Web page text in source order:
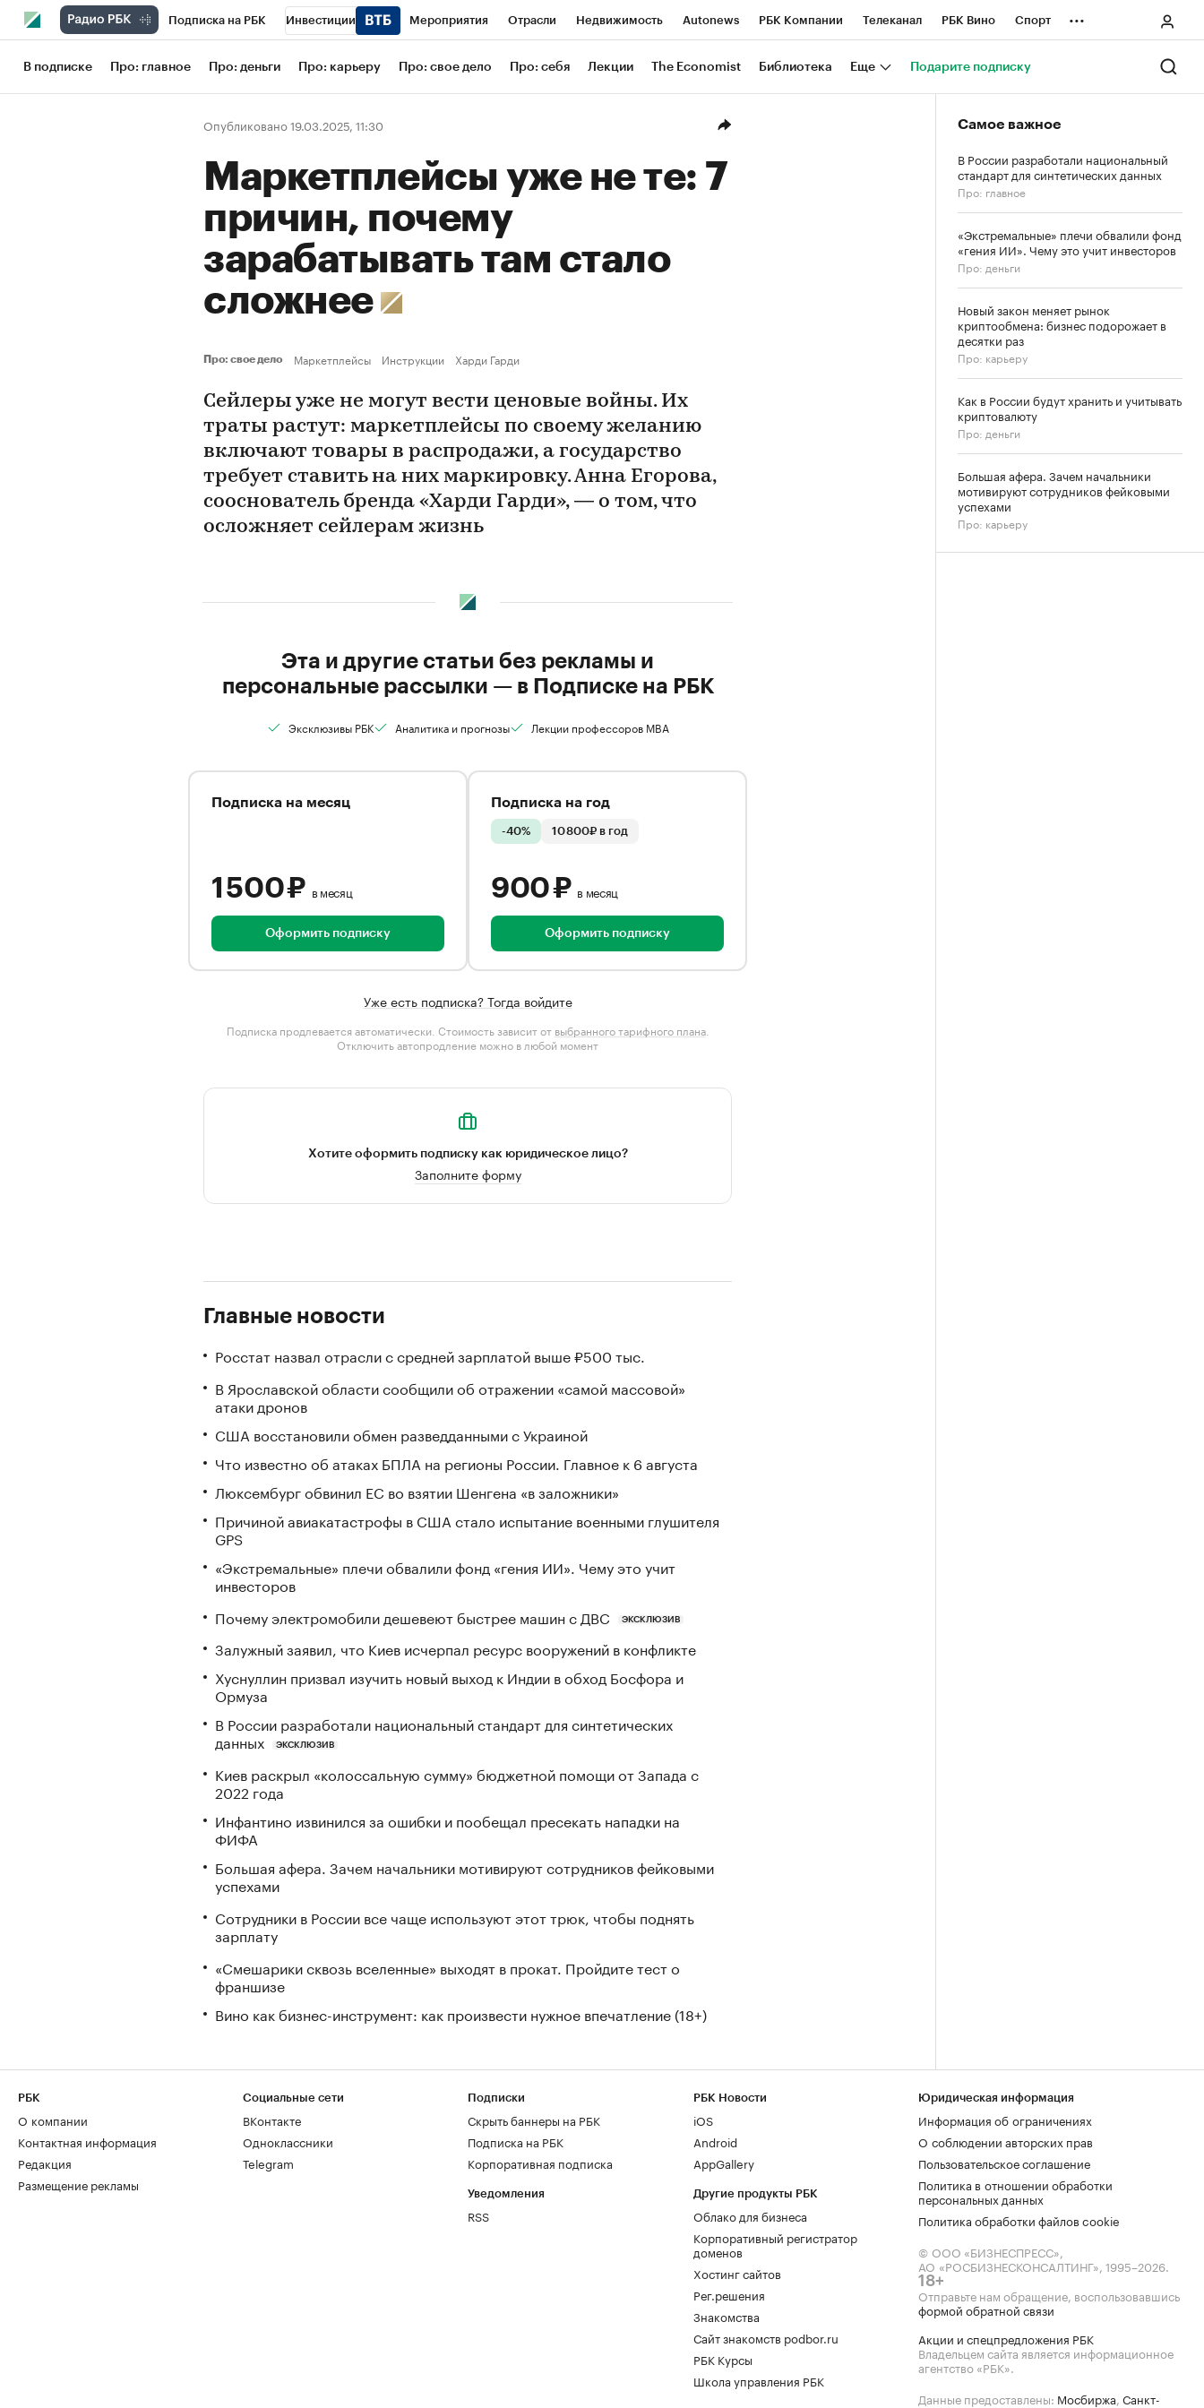
Подписка на РБК Инвестиции Мероприятия Отрасли Недвижимость Autonews РБК Компании Телеканал РБК Вино Спорт
Школа управления РБК РБК Образование РБК Life Тренды Визионеры Национальные проекты Город
Рынок наличной валюты
...
В подписке Про: главное Про: деньги Про: карьеру Про: свое дело Про: себя Лекции The Economist Библиотека Еще Подарите подписку
Опубликовано 19.03.2025, 11:30
Маркетплейсы уже не те: 7
причин, почему
зарабатывать там стало
сложнее
Про: свое дело Маркетплейсы Инструкции Харди Гарди
Сейлеры уже не могут вести ценовые войны. Их
траты растут: маркетплейсы по своему желанию
включают товары в распродажи, а государство
требует ставить на них маркировку. Анна Егорова,
сооснователь бренда «Харди Гарди», — о том, что
осложняет сейлерам жизнь
Эта и другие статьи без рекламы и
персональные рассылки — в Подписке на РБК
Эксклюзивы РБК Аналитика и прогнозы Лекции профессоров MBA
Подписка на месяц
1 500 ₽ в месяц
Оформить подписку
Подписка на год
-40% 10 800₽ в год
900 ₽ в месяц
Оформить подписку
Уже есть подписка? Тогда войдите
Подписка продлевается автоматически. Стоимость зависит от выбранного тарифного плана.
Отключить автопродление можно в любой момент
Хотите оформить подписку как юридическое лицо?
Заполните форму
Главные новости
Росстат назвал отрасли с средней зарплатой выше ₽500 тыс.
В Ярославской области сообщили об отражении «самой массовой»
атаки дронов
США восстановили обмен разведданными с Украиной
Что известно об атаках БПЛА на регионы России. Главное к 6 августа
Люксембург обвинил ЕС во взятии Шенгена «в заложники»
Причиной авиакатастрофы в США стало испытание военными глушителя
GPS
«Экстремальные» плечи обвалили фонд «гения ИИ». Чему это учит
инвесторов
Почему электромобили дешевеют быстрее машин с ДВС
ЭКСКЛЮЗИВ
Залужный заявил, что Киев исчерпал ресурс вооружений в конфликте
Хуснуллин призвал изучить новый выход к Индии в обход Босфора и
Ормуза
В России разработали национальный стандарт для синтетических
данных
ЭКСКЛЮЗИВ
Киев раскрыл «колоссальную сумму» бюджетной помощи от Запада с
2022 года
Инфантино извинился за ошибки и пообещал пресекать нападки на
ФИФА
Большая афера. Зачем начальники мотивируют сотрудников фейковыми
успехами
Сотрудники в России все чаще используют этот трюк, чтобы поднять
зарплату
«Смешарики сквозь вселенные» выходят в прокат. Пройдите тест о
франшизе
Вино как бизнес-инструмент: как произвести нужное впечатление (18+)
Самое важное
В России разработали национальный
стандарт для синтетических данных
Про: главное
«Экстремальные» плечи обвалили фонд
«гения ИИ». Чему это учит инвесторов
Про: деньги
Новый закон меняет рынок
криптообмена: бизнес подорожает в
десятки раз
Про: карьеру
Как в России будут хранить и учитывать
криптовалюту
Про: деньги
Большая афера. Зачем начальники
мотивируют сотрудников фейковыми
успехами
Про: карьеру
РБК
О компании
Контактная информация
Редакция
Размещение рекламы
Социальные сети
ВКонтакте
Одноклассники
Telegram
Подписки
Скрыть баннеры на РБК
Подписка на РБК
Корпоративная подписка
Уведомления
RSS
РБК Новости
iOS
Android
AppGallery
Другие продукты РБК
Облако для бизнеса
Корпоративный регистратор
доменов
Хостинг сайтов
Рег.решения
Знакомства
Сайт знакомств podbor.ru
РБК Курсы
Школа управления РБК
Юридическая информация
Информация об ограничениях
О соблюдении авторских прав
Пользовательское соглашение
Политика в отношении обработки
персональных данных
Политика обработки файлов cookie
© ООО «БИЗНЕСПРЕСС»,
АО «РОСБИЗНЕСКОНСАЛТИНГ», 1995–2026.
18+
Отправьте нам обращение, воспользовавшись
формой обратной связи
Акции и спецпредложения РБК
Владельцем сайта является информационное
агентство «РБК».
Данные предоставлены: Мосбиржа, Санкт-